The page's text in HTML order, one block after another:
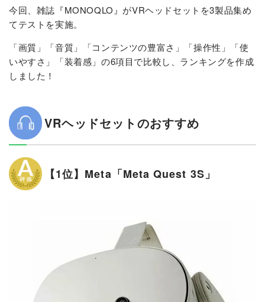
今回、雑誌『MONOQLO』がVRヘッドセットを3製品集め
てテストを実施。
「画質」「音質」「コンテンツの豊富さ」「操作性」「使
いやすさ」「装着感」の6項目で比較し、ランキングを作成
しました！
VRヘッドセットのおすすめ
【1位】Meta「Meta Quest 3S」